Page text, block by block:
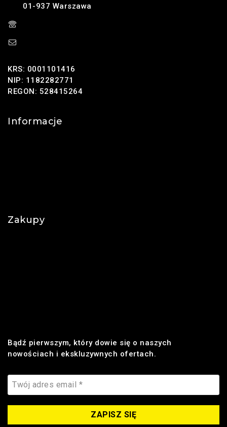
01-937 Warszawa
KRS: 0001101416
NIP: 1182282771
REGON: 528415264
Informacje
Zakupy
Bądź pierwszym, który dowie się o naszych
nowościach i ekskluzywnych ofertach.